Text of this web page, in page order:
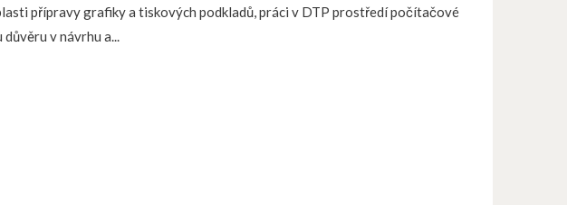
přípravy grafiky a tiskových podkladů, práci v DTP prostředí počítačové
v návrhu a...